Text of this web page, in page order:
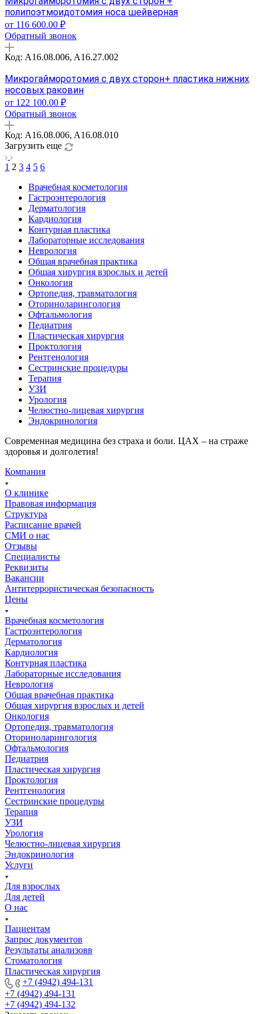
полипоэтмоидотомия носа шейверная
от 116 600.00 ₽
Обратный звонок
Код: A16.08.006, A16.27.002
Микрогайморотомия с двух сторон+ пластика нижних
носовых раковин
от 122 100.00 ₽
Обратный звонок
Код: A16.08.006, A16.08.010
Загрузить еще
1 2 3 4 5 6
Врачебная косметология
Гастроэнтерология
Дерматология
Кардиология
Контурная пластика
Лабораторные исследования
Неврология
Общая врачебная практика
Общая хирургия взрослых и детей
Онкология
Ортопедия, травматология
Оториноларингология
Офтальмология
Педиатрия
Пластическая хирургия
Проктология
Рентгенология
Сестринские процедуры
Терапия
УЗИ
Урология
Челюстно-лицевая хирургия
Эндокринология
Современная медицина без страха и боли. ЦАХ – на страже
здоровья и долголетия!
Компания
О клинике
Правовая информация
Структура
Расписание врачей
СМИ о нас
Отзывы
Специалисты
Реквизиты
Вакансии
Антитеррористическая безопасность
Цены
Врачебная косметология
Гастроэнтерология
Дерматология
Кардиология
Контурная пластика
Лабораторные исследования
Неврология
Общая врачебная практика
Общая хирургия взрослых и детей
Онкология
Ортопедия, травматология
Оториноларингология
Офтальмология
Педиатрия
Пластическая хирургия
Проктология
Рентгенология
Сестринские процедуры
Терапия
УЗИ
Урология
Челюстно-лицевая хирургия
Эндокринология
Услуги
Для взрослых
Для детей
О нас
Пациентам
Запрос документов
Результаты анализовв
Стоматология
Пластическая хирургия
+7 (4942) 494-131
+7 (4942) 494-131
+7 (4942) 494-132